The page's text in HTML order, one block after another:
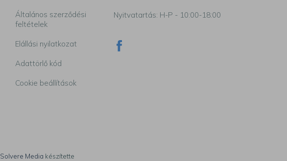
Általános szerződési
feltételek
Elállási nyilatkozat
Adattörlő kód
Cookie beállítások
Nyitvatartás: H-P - 10:00-18:00
Solvere Media készítette